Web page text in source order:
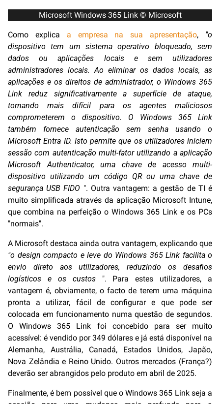
Microsoft Windows 365 Link © Microsoft
Como explica a empresa na sua apresentação, "o
dispositivo tem um sistema operativo bloqueado, sem
dados ou aplicações locais e sem utilizadores
administradores locais. Ao eliminar os dados locais, as
aplicações e os direitos de administrador, o Windows 365
Link reduz significativamente a superfície de ataque,
tornando mais difícil para os agentes maliciosos
comprometerem o dispositivo. O Windows 365 Link
também fornece autenticação sem senha usando o
Microsoft Entra ID. Isto permite que os utilizadores iniciem
sessão com autenticação multi-fator utilizando a aplicação
Microsoft Authenticator, uma chave de acesso multi-
dispositivo utilizando um código QR ou uma chave de
segurança USB FIDO ". Outra vantagem: a gestão de TI é
muito simplificada através da aplicação Microsoft Intune,
que combina na perfeição o Windows 365 Link e os PCs
"normais".
A Microsoft destaca ainda outra vantagem, explicando que
"o design compacto e leve do Windows 365 Link facilita o
envio direto aos utilizadores, reduzindo os desafios
logísticos e os custos". Para estes utilizadores, a
vantagem é, obviamente, o facto de terem uma máquina
pronta a utilizar, fácil de configurar e que pode ser
colocada em funcionamento numa questão de segundos.
O Windows 365 Link foi concebido para ser muito
acessível: é vendido por 349 dólares e já está disponível na
Alemanha, Austrália, Canadá, Estados Unidos, Japão,
Nova Zelândia e Reino Unido. Outros mercados (França?)
deverão ser abrangidos pelo produto em abril de 2025.
Finalmente, é bem possível que o Windows 365 Link seja a